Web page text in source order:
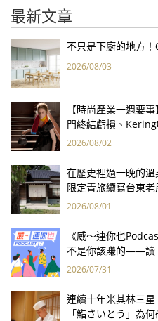
最新文章
不只是下廚的地方
2026/08/03
【時尚產業一週要
門終結虧損、
報亮眼
2026/08/02
在歷史裡過一晚的
限定青旅續寫台東
2026/08/01
《威～連你也
不是你該賺的——讀
2026/07/31
連續十年米其林三
「鮨さいとう」為